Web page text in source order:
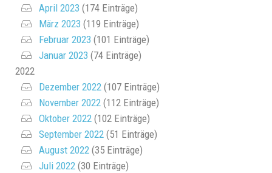
April 2023 (174 Einträge)
März 2023 (119 Einträge)
Februar 2023 (101 Einträge)
Januar 2023 (74 Einträge)
2022
Dezember 2022 (107 Einträge)
November 2022 (112 Einträge)
Oktober 2022 (102 Einträge)
September 2022 (51 Einträge)
August 2022 (35 Einträge)
Juli 2022 (30 Einträge)